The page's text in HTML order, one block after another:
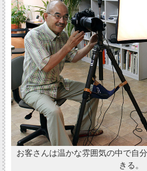
お客さんは温かな雰囲気の中で自
きる。